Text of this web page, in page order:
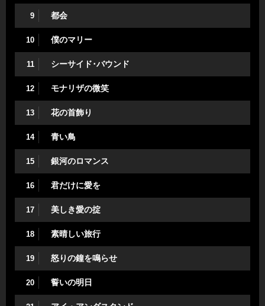
9 都会
10 僕のマリー
11 シーサイド･バウンド
12 モナリザの微笑
13 花の首飾り
14 青い鳥
15 銀河のロマンス
16 君だけに愛を
17 美しき愛の掟
18 素晴しい旅行
19 怒りの鐘を鳴らせ
20 誓いの明日